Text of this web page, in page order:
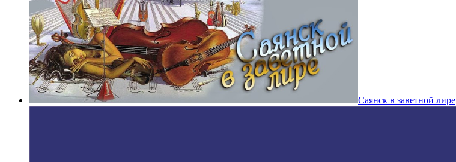
Саянск в заветной лире